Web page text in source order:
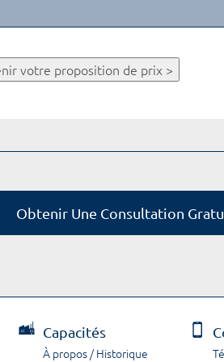
votre proposition de prix >
Obtenir Une Consultation
Capacités
À propos / Historique